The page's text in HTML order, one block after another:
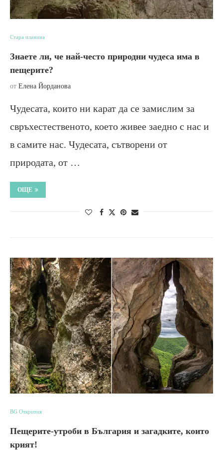
Стара планина
Знаете ли, че най-често природни чудеса има в
пещерите?
от Елена Йорданова
Чудесата, които ни карат да се замислим за
свръхестественото, което живее заедно с нас и
в самите нас. Чудесата, сътворени от
природата, от …
ОЩЕ
BG Открития
Пещерите-утроби в България и загадките, които
крият!